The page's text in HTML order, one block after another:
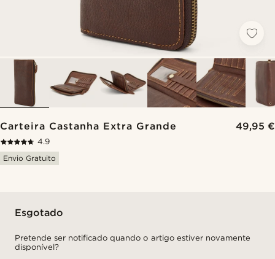
Carteira Castanha Extra Grande 49,95 €
4.9
Envio Gratuito
Esgotado
Pretende ser notificado quando o artigo estiver novamente
disponível?